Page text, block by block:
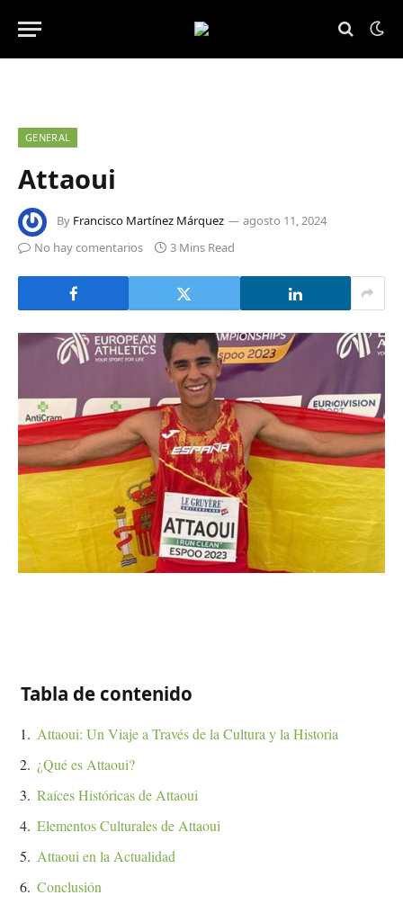
GENERAL
Attaoui
By Francisco Martínez Márquez
agosto 11, 2024
No hay comentarios
3 Mins Read
Tabla de contenido
Attaoui: Un Viaje a Través de la Cultura y la Historia
¿Qué es Attaoui?
Raíces Históricas de Attaoui
Elementos Culturales de Attaoui
Attaoui en la Actualidad
Conclusión